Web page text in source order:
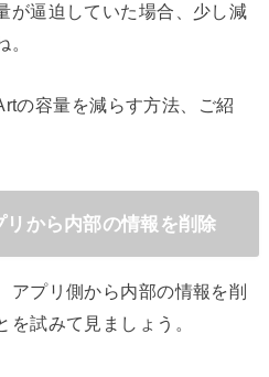
が逼迫していた場合、少し減
の容量を減らす方法、ご紹
から内部の情報を削除
アプリ側から内部の情報を削
試みて見ましょう。